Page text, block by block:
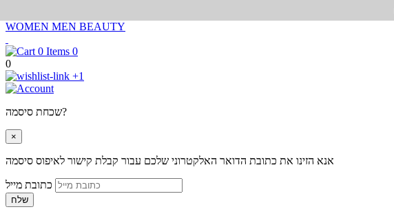
WOMEN MEN BEAUTY
0
0
+1
שכחת סיסמה?
×
אנא הזינו את כתובת הדואר האלקטרוני שלכם עבור קבלת קישור לאיפוס סיסמה
שלח